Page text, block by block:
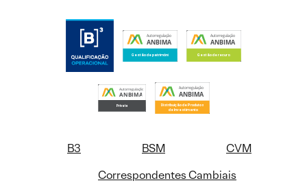
B3 BSM
CVM
Correspondentes Cambiais